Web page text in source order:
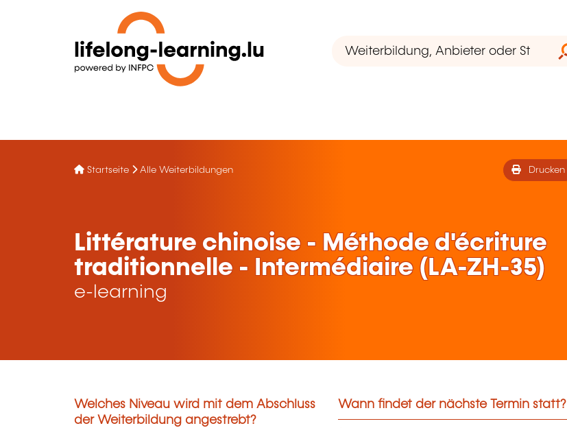
Startseite Alle Weiterbildungen Drucken
Littérature chinoise - Méthode d'écriture
traditionnelle - Intermédiaire (LA-ZH-35)
e-learning
Welches Niveau wird mit dem Abschluss
der Weiterbildung angestrebt?
Wann findet der nächste Termin statt?